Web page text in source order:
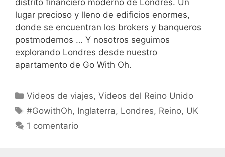
distrito financiero moderno de Londres. Un
lugar precioso y lleno de edificios enormes,
donde se encuentran los brokers y banqueros
postmodernos … Y nosotros seguimos
explorando Londres desde nuestro
apartamento de Go With Oh.
Categorías
Videos de viajes,Videos del Reino Unido
Etiquetas
#GowithOh, Inglaterra, Londres, Reino, UK
1 comentario